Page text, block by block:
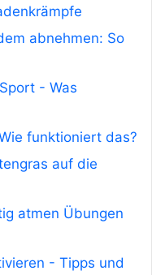
abnehmen: So
- Was
funktioniert das?
auf die
atmen Übungen
- Tipps und